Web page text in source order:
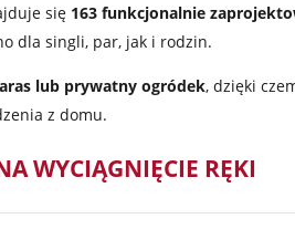
się 163 funkcjonalnie
dla singli, par, jak i rodzin.
lub prywatny ogródek, dzięki
z domu.
WYCIĄGNIĘCIE RĘKI